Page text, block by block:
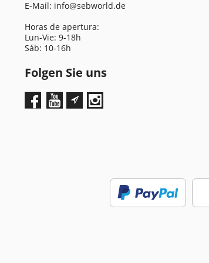
E-Mail: info@sebworld.de
Horas de apertura:
Lun-Vie: 9-18h
Sáb: 10-16h
Folgen Sie uns